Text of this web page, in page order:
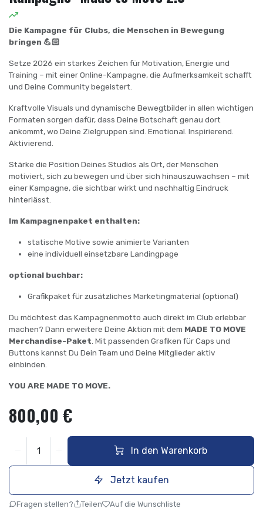
Die Kampagne für Clubs, die Menschen in Bewegung
bringen 💪🏻
Setze 2026 ein starkes Zeichen für Motivation, Energie und
Training – mit einer Online-Kampagne, die Aufmerksamkeit schafft
und Deine Community begeistert.
Kraftvolle Visuals und dynamische Bewegtbilder in allen wichtigen
Formaten sorgen dafür, dass Deine Botschaft genau dort
ankommt, wo Deine Zielgruppen sind. Emotional. Inspirierend.
Aktivierend.
Stärke die Position Deines Studios als Ort, der Menschen
motiviert, sich zu bewegen und über sich hinauszuwachsen – mit
einer Kampagne, die sichtbar wirkt und nachhaltig Eindruck
hinterlässt.
Im Kampagnenpaket enthalten:
statische Motive sowie animierte Varianten
eine individuell einsetzbare Landingpage
optional buchbar:
Grafikpaket für zusätzliches Marketingmaterial (optional)
Du möchtest das Kampagnenmotto auch direkt im Club erlebbar
machen? Dann erweitere Deine Aktion mit dem MADE TO MOVE
Merchandise-Paket . Mit passenden Grafiken für Caps und
Buttons kannst Du Dein Team und Deine Mitglieder aktiv
einbinden.
YOU ARE MADE TO MOVE.
800,00 €
In den Warenkorb
Jetzt kaufen
Fragen stellen? Teilen Auf die Wunschliste